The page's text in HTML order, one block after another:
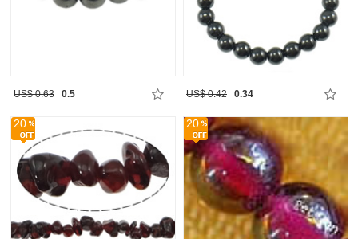
US$ 0.63 0.5 US$ 0.42 0.34
20 20